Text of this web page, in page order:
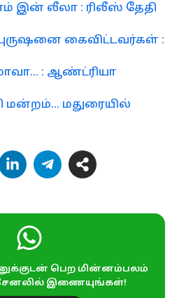
இன் லீலா : ரிலீஸ் தேதி
கைவிட்டவர்கள் :
: ஆண்ட்ரியா
மன்றம்… மதுரையில்
பெற மின்னம்பலம்
இணையுங்கள்!